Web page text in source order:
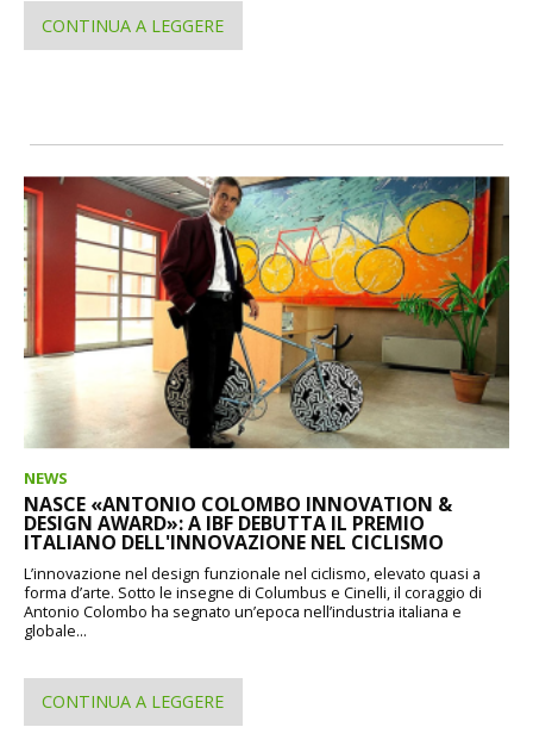
CONTINUA A LEGGERE
NEWS
NASCE «ANTONIO COLOMBO INNOVATION &
DESIGN AWARD»: A IBF DEBUTTA IL PREMIO
ITALIANO DELL'INNOVAZIONE NEL CICLISMO
L’innovazione nel design funzionale nel ciclismo, elevato quasi a
forma d’arte. Sotto le insegne di Columbus e Cinelli, il coraggio di
Antonio Colombo ha segnato un’epoca nell’industria italiana e
globale...
CONTINUA A LEGGERE